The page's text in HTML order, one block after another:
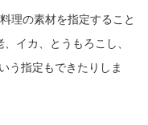
理の素材を指定すること
イカ、とうもろこし、
う指定もできたりしま